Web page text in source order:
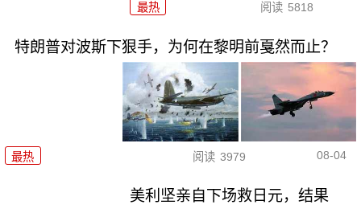
最热 阅读 5818
特朗普对波斯下狠手，为何在黎明前戛然而止？
最热 阅读 3979 08-04
美利坚亲自下场救日元，结果